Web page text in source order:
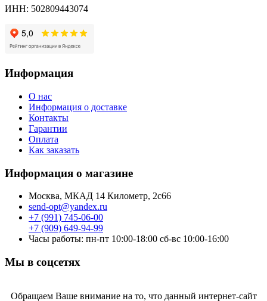
ИНН: 502809443074
Информация
О нас
Информация о доставке
Контакты
Гарантии
Оплата
Как заказать
Информация о магазине
Москва, МКАД 14 Километр, 2с66
send-opt@yandex.ru
+7 (991) 745-06-00
+7 (909) 649-94-99
Часы работы: пн-пт 10:00-18:00 сб-вс 10:00-16:00
Мы в соцсетях
Обращаем Ваше внимание на то, что данный интернет-сайт